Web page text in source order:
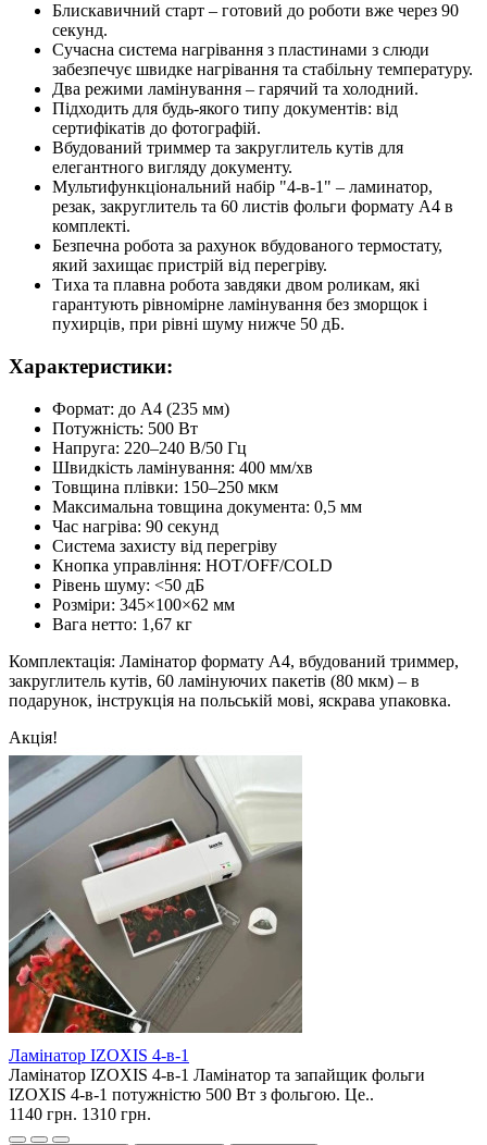
Блискавичний старт – готовий до роботи вже через 90
секунд.
Сучасна система нагрівання з пластинами з слюди
забезпечує швидке нагрівання та стабільну температуру.
Два режими ламінування – гарячий та холодний.
Підходить для будь-якого типу документів: від
сертифікатів до фотографій.
Вбудований триммер та закруглитель кутів для
елегантного вигляду документу.
Мультифункціональний набір "4-в-1" – ламинатор,
резак, закруглитель та 60 листів фольги формату A4 в
комплекті.
Безпечна робота за рахунок вбудованого термостату,
який захищає пристрій від перегріву.
Тиха та плавна робота завдяки двом роликам, які
гарантують рівномірне ламінування без зморщок і
пухирців, при рівні шуму нижче 50 дБ.
Характеристики:
Формат: до A4 (235 мм)
Потужність: 500 Вт
Напруга: 220–240 В/50 Гц
Швидкість ламінування: 400 мм/хв
Товщина плівки: 150–250 мкм
Максимальна товщина документа: 0,5 мм
Час нагріва: 90 секунд
Система захисту від перегріву
Кнопка управління: HOT/OFF/COLD
Рівень шуму: <50 дБ
Розміри: 345×100×62 мм
Вага нетто: 1,67 кг
Комплектація: Ламінатор формату A4, вбудований триммер,
закруглитель кутів, 60 ламінуючих пакетів (80 мкм) – в
подарунок, інструкція на польській мові, яскрава упаковка.
Акція!
Ламінатор IZOXIS 4-в-1
Ламінатор IZOXIS 4-в-1 Ламінатор та запайщик фольги
IZOXIS 4-в-1 потужністю 500 Вт з фольгою. Це..
1140 грн. 1310 грн.